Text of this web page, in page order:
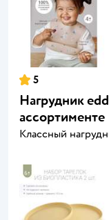
5
Нагрудник
ассортименте
Классный